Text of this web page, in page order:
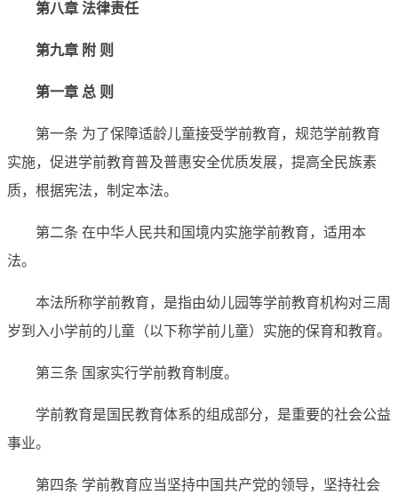
第八章 法律责任
第九章 附 则
第一章 总 则
‍第一条 为了保障适龄儿童接受学前教育，规范学前教育
实施，促进学前教育普及普惠安全优质发展，提高全民族素
质，根据宪法，制定本法。
第二条 在中华人民共和国境内实施学前教育，适用本
法。
本法所称学前教育，是指由幼儿园等学前教育机构对三周
岁到入小学前的儿童（以下称学前儿童）实施的保育和教育。
第三条 国家实行学前教育制度。
学前教育是国民教育体系的组成部分，是重要的社会公益
事业。
第四条 学前教育应当坚持中国共产党的领导，坚持社会